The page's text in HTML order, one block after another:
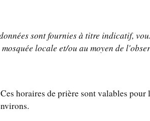
sont fournies à titre indicatif,
locale et/ou au moyen de
horaires de prière sont valables